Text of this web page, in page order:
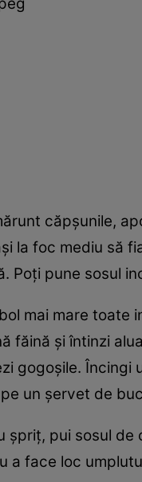
căpşunile,
la foc mediu să
Poţi pune sosul
mai mare toate
făină şi întinzi
gogoşile.
un şervet de
pui sosul
a face loc